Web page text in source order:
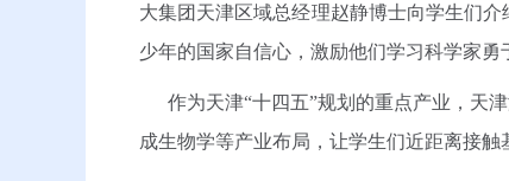
大集团天津区域总经理赵静博士向学生们
少年的国家自信心，激励他们学习科学家勇
作为天津“十四五”规划的重点产业，天津
成生物学等产业布局，让学生们近距离接